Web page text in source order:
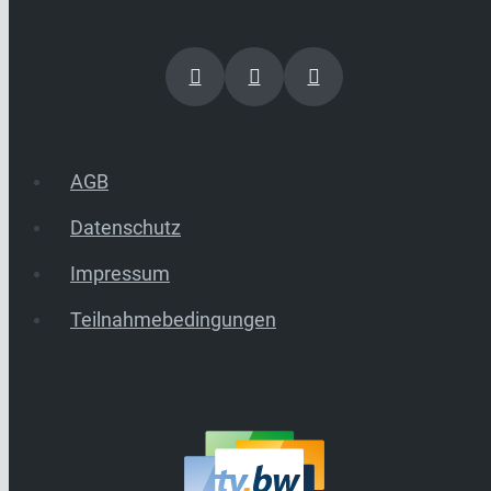
AGB
Datenschutz
Impressum
Teilnahmebedingungen